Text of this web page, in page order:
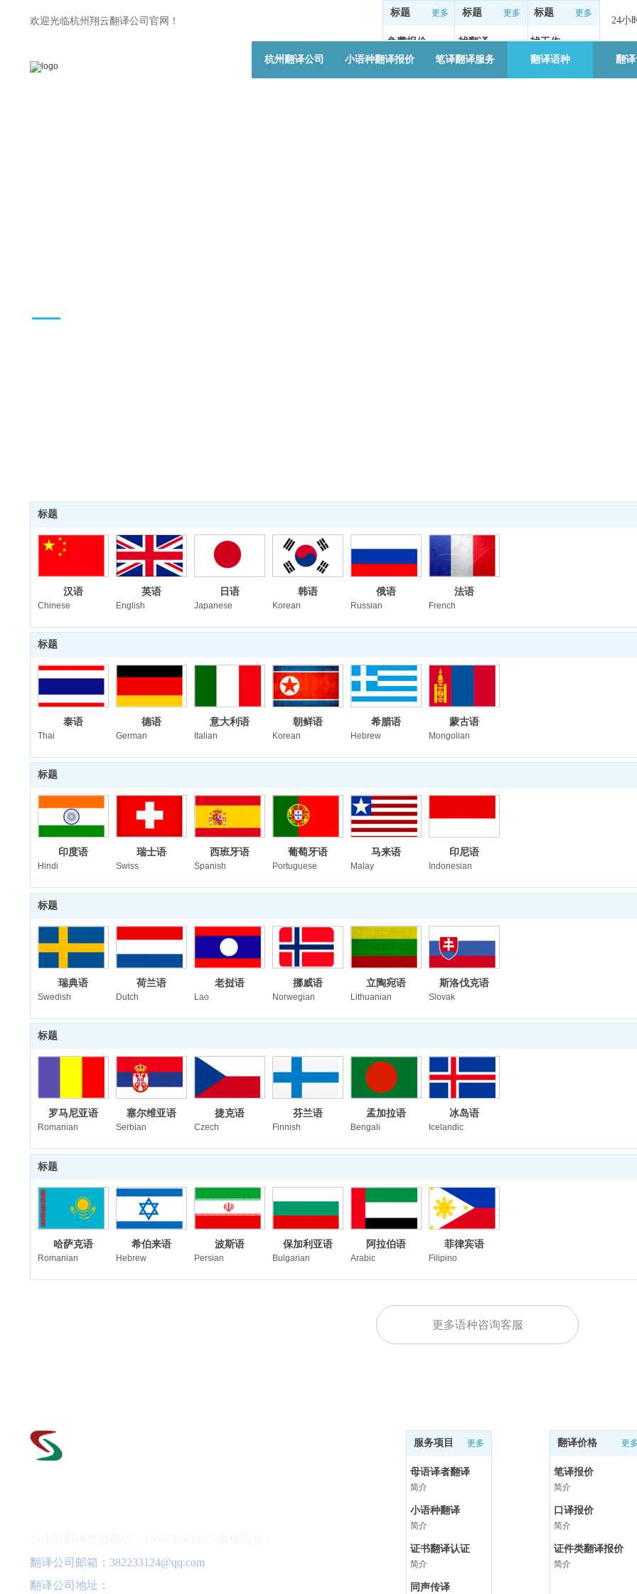
标题 更多
免费报价
简介
标题 更多
找工作
简介
标题 更多
找翻译
简介
欢迎光临杭州翔云翻译公司官网！ 24小
杭州翻译公司 小语种翻译报价 笔译翻译服务 翻译语种 翻
标题
汉语
Chinese
英语
English
日语
Japanese
韩语
Korean
俄语
Russian
法语
French
标题
泰语
Thai
德语
German
意大利语
Italian
朝鲜语
Korean
希腊语
Hebrew
蒙古语
Mongolian
标题
印度语
Hindi
瑞士语
Swiss
西班牙语
Spanish
葡萄牙语
Portuguese
马来语
Malay
印尼语
Indonesian
标题
瑞典语
Swedish
荷兰语
Dutch
老挝语
Lao
挪威语
Norwegian
立陶宛语
Lithuanian
斯洛伐克语
Slovak
标题
罗马尼亚语
Romanian
塞尔维亚语
Serbian
捷克语
Czech
芬兰语
Finnish
孟加拉语
Bengali
冰岛语
Icelandic
标题
哈萨克语
Romanian
希伯来语
Hebrew
波斯语
Persian
保加利亚语
Bulgarian
阿拉伯语
Arabic
菲律宾语
Filipino
更多语种咨询客服
服务项目 更多
母语译者翻译
简介
小语种翻译
简介
证书翻译认证
简介
同声传译
翻译价格 更
笔译报价
简介
口译报价
简介
证件类翻译报价
简介
翻译公司邮箱：382233124@qq.com
翻译公司地址：